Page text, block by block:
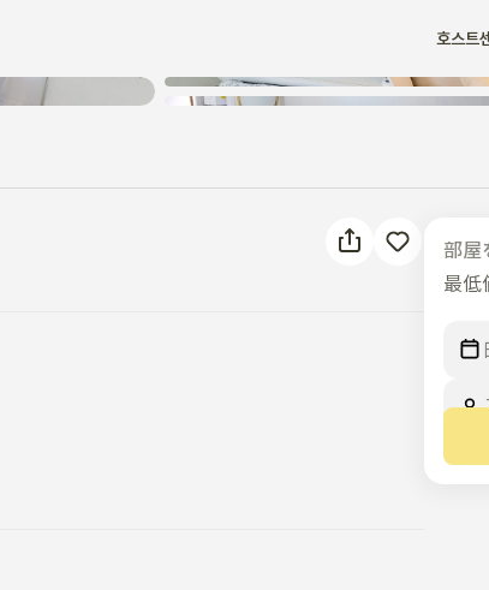
호스트
部屋
ます
最低
試行してください。